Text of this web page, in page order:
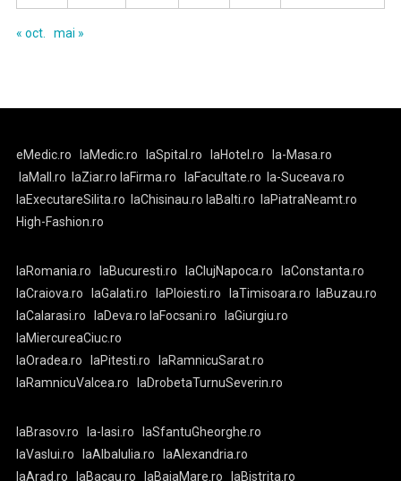
« oct. mai »
eMedic.ro laMedic.ro laSpital.ro laHotel.ro
la-Masa.ro
laMall.ro
laZiar.ro laFirma.ro laFacultate.ro
la-Suceava.ro
laExecutareSilita.ro
laChisinau.ro laBalti.ro
laPiatraNeamt.ro
High-Fashion.ro
laRomania.ro laBucuresti.ro laClujNapoca.ro
laConstanta.ro
laCraiova.ro
laGalati.ro laPloiesti.ro laTimisoara.ro
laBuzau.ro
laCalarasi.ro
laDeva.ro laFocsani.ro
laGiurgiu.ro
laMiercureaCiuc.ro
laOradea.ro
laPitesti.ro
laRamnicuSarat.ro
laRamnicuValcea.ro
laDrobetaTurnuSeverin.ro
laBrasov.ro la-Iasi.ro
laSfantuGheorghe.ro
laVaslui.ro
laAlbaIulia.ro
laAlexandria.ro
laArad.ro
laBacau.ro laBaiaMare.ro laBistrita.ro